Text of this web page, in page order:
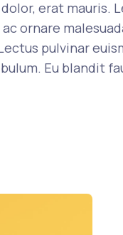
erat mauris.
ornare
pulvinar
Eu blandit